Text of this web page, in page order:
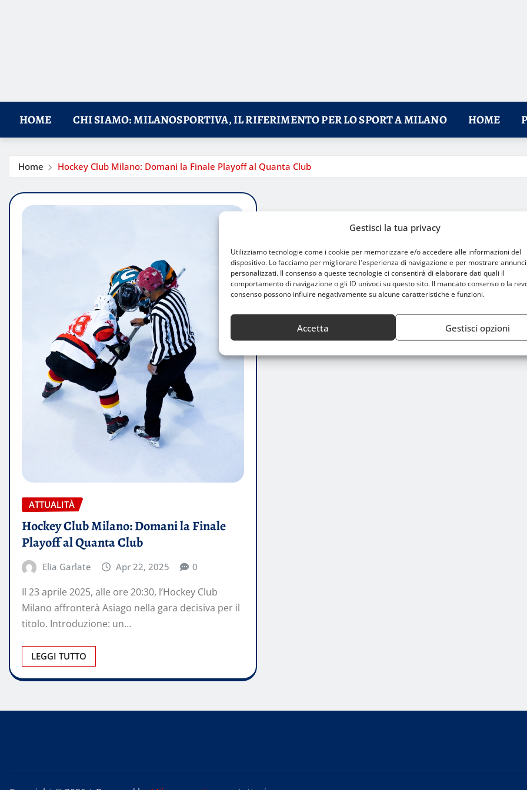
Gestisci la tua privacy
Utilizziamo tecnologie come i cookie per memorizzare e/o accedere alle informazioni del
dispositivo. Lo facciamo per migliorare l'esperienza di navigazione e per mostrare
personalizzati. Il consenso a queste tecnologie ci consentirà di elaborare dati quali il
comportamento di navigazione o gli ID univoci su questo sito. Il mancato consenso o la
consenso possono influire negativamente su alcune caratteristiche e funzioni.
Accetta Gestisci opzioni
HOME CHI SIAMO: MILANOSPORTIVA, IL RIFERIMENTO PER LO SPORT A MILANO HOME
Home Hockey Club Milano: Domani la Finale Playoff al Quanta Club
ATTUALITÀ
Hockey Club Milano: Domani la Finale
Playoff al Quanta Club
Elia Garlate Apr 22, 2025 0
Il 23 aprile 2025, alle ore 20:30, l’Hockey Club
Milano affronterà Asiago nella gara decisiva per il
titolo. Introduzione: un…
LEGGI TUTTO